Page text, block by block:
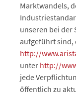
Marktwandels,
unseren bei der
aufgeführt sind,
http://
unter http://
jede
öffentlich zu